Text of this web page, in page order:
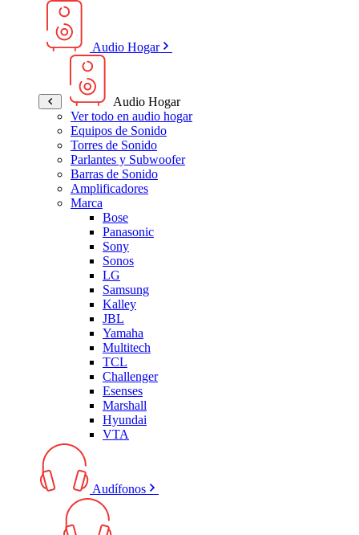
Audio Hogar
Audio Hogar
Ver todo en audio hogar
Equipos de Sonido
Torres de Sonido
Parlantes y Subwoofer
Barras de Sonido
Amplificadores
Marca
Bose
Panasonic
Sony
Sonos
LG
Samsung
Kalley
JBL
Yamaha
Multitech
TCL
Challenger
Esenses
Marshall
Hyundai
VTA
Audífonos